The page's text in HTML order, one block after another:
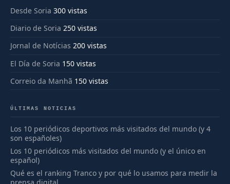
Desde Soria 300 vistas
Diario de Soria 250 vistas
Jornal de Notícias 200 vistas
El Día de Soria 150 vistas
Correio da Manhã 150 vistas
ÚLTIMAS NOTICIAS
Los 10 periódicos deportivos más visitados del mundo (y 4
son españoles)
Los 10 periódicos más visitados del mundo (y el único en
español)
Qué es el ranking Tranco y por qué lo usamos para medir la